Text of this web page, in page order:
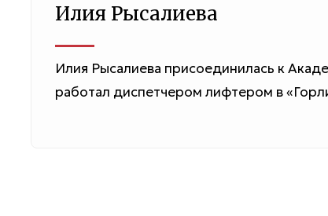
Илия Рысалиева
Илия Рысалиева присоединилась к
работал диспетчером лифтером в